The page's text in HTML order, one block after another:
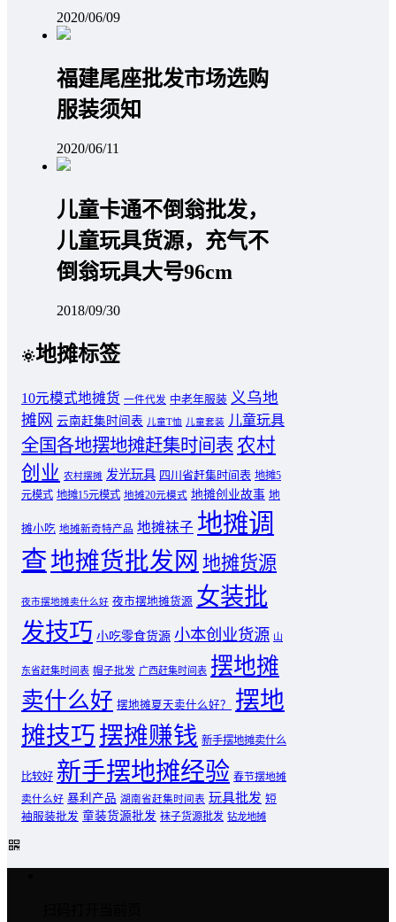
2020/06/09
福建尾座批发市场选购
服装须知
2020/06/11
儿童卡通不倒翁批发，
儿童玩具货源，充气不
倒翁玩具大号96cm
2018/09/30
地摊标签
10元模式地摊货 一件代发 中老年服装 义乌地
摊网 云南赶集时间表 儿童T恤 儿童套装 儿童玩具
全国各地摆地摊赶集时间表 农村
创业 农村摆摊 发光玩具 四川省赶集时间表 地摊5
元模式 地摊15元模式 地摊20元模式 地摊创业故事 地
摊小吃 地摊新奇特产品 地摊袜子 地摊调
查地摊货批发网 地摊货源
夜市摆地摊卖什么好 夜市摆地摊货源 女装批
发技巧 小吃零食货源 小本创业货源 山
东省赶集时间表 帽子批发 广西赶集时间表 摆地摊
卖什么好 摆地摊夏天卖什么好？
摆地
摊技巧摆摊赚钱 新手摆地摊卖什么
比较好 新手摆地摊经验 春节摆地摊
卖什么好 暴利产品 湖南省赶集时间表 玩具批发 短
袖服装批发 童装货源批发 袜子货源批发 钻龙地摊